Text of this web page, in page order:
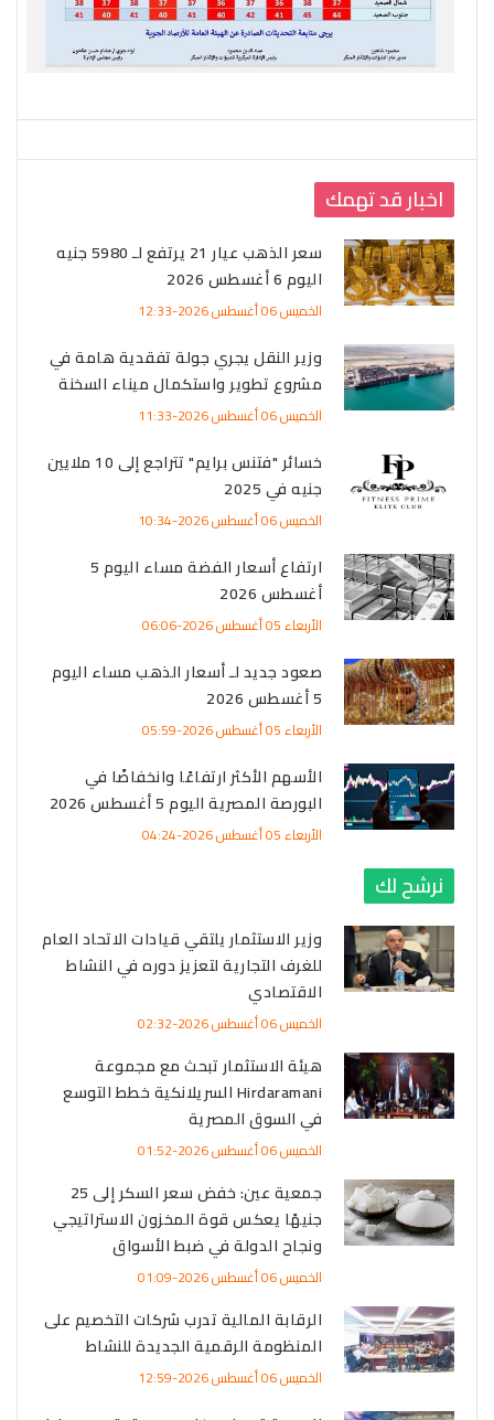
اخبار قد تهمك
سعر الذهب عيار 21 يرتفع لـ 5980 جنيه
اليوم 6 أغسطس 2026
الخميس 06 أغسطس 2026-12:33
وزير النقل يجري جولة تفقدية هامة في
مشروع تطوير واستكمال ميناء السخنة
الخميس 06 أغسطس 2026-11:33
خسائر "فتنس برايم" تتراجع إلى 10 ملايين
جنيه في 2025
الخميس 06 أغسطس 2026-10:34
ارتفاع أسعار الفضة مساء اليوم 5
أغسطس 2026
الأربعاء 05 أغسطس 2026-06:06
صعود جديد لـ أسعار الذهب مساء اليوم
5 أغسطس 2026
الأربعاء 05 أغسطس 2026-05:59
الأسهم الأكثر ارتفاعًا وانخفاضًا في
البورصة المصرية اليوم 5 أغسطس 2026
الأربعاء 05 أغسطس 2026-04:24
نرشح لك
وزير الاستثمار يلتقي قيادات الاتحاد العام
للغرف التجارية لتعزيز دوره في النشاط
الاقتصادي
الخميس 06 أغسطس 2026-02:32
هيئة الاستثمار تبحث مع مجموعة
Hirdaramani السريلانكية خطط التوسع
في السوق المصرية
الخميس 06 أغسطس 2026-01:52
جمعية عين: خفض سعر السكر إلى 25
جنيهًا يعكس قوة المخزون الاستراتيجي
ونجاح الدولة في ضبط الأسواق
الخميس 06 أغسطس 2026-01:09
الرقابة المالية تدرب شركات التخصيم على
المنظومة الرقمية الجديدة للنشاط
الخميس 06 أغسطس 2026-12:59